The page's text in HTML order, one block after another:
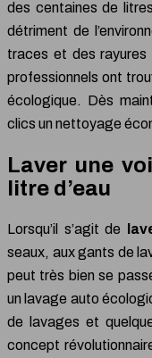
des centaines de
détriment de
traces et des rayures
professionnels ont
écologique. Dès
clics un nettoyage
Laver une
litre d’eau
Lorsqu’il s’agit de
seaux, aux gants de
peut très bien se
un lavage auto
de lavages et
concept